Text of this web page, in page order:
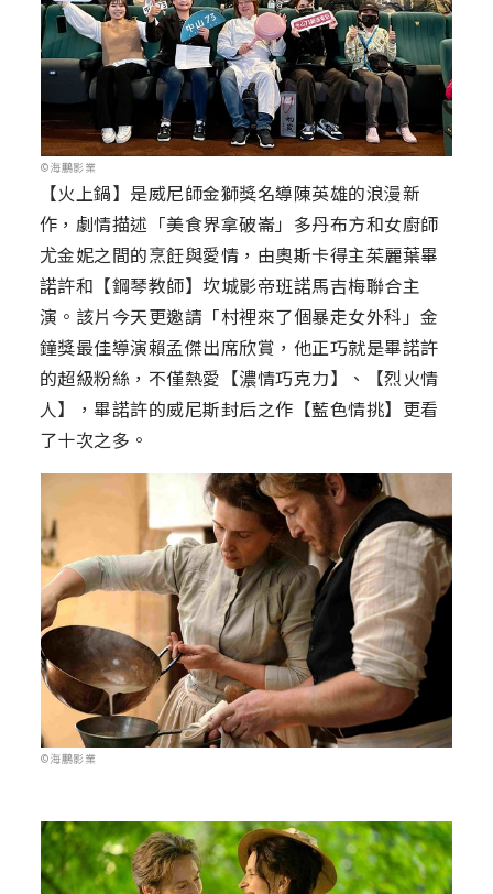
©海鵬影業
【火上鍋】是威尼師金獅獎名導陳英雄的浪漫新
作，劇情描述「美食界拿破崙」多丹布方和女廚師
尤金妮之間的烹飪與愛情，由奧斯卡得主茱麗葉畢
諾許和【鋼琴教師】坎城影帝班諾馬吉梅聯合主
演。該片今天更邀請「村裡來了個暴走女外科」金
鐘獎最佳導演賴孟傑出席欣賞，他正巧就是畢諾許
的超級粉絲，不僅熱愛【濃情巧克力】、【烈火情
人】，畢諾許的威尼斯封后之作【藍色情挑】更看
了十次之多。
©海鵬影業